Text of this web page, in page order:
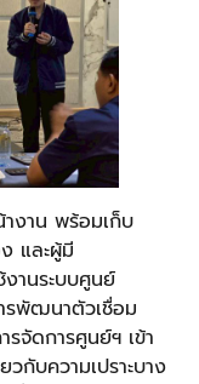
งาน พร้อมเก็บ
และผู้มี
านระบบศูนย์
พัฒนาตัวเชื่อม
จัดการศูนย์ฯ เข้า
กับความเปราะบาง